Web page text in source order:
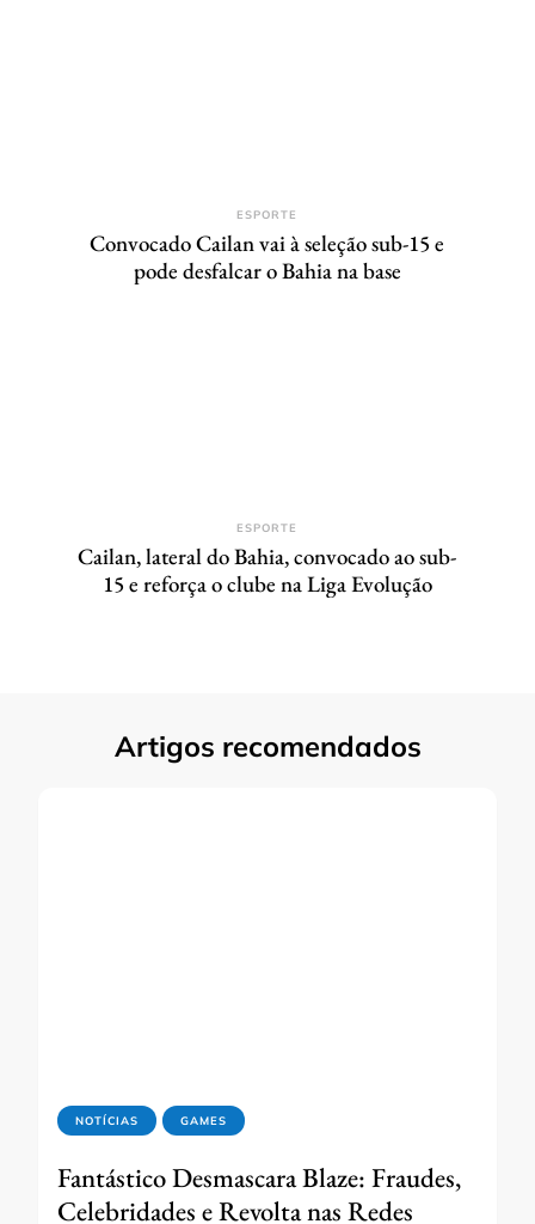
ESPORTE
Convocado Cailan vai à seleção sub-15 e
pode desfalcar o Bahia na base
ESPORTE
Cailan, lateral do Bahia, convocado ao sub-
15 e reforça o clube na Liga Evolução
Artigos recomendados
NOTÍCIAS GAMES
Fantástico Desmascara Blaze: Fraudes,
Celebridades e Revolta nas Redes